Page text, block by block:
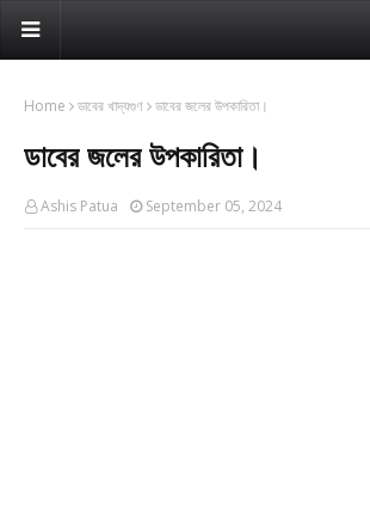
Home ডাবের খাদ্যগুণ ডাবের জলের উপকারিতা।
ডাবের জলের উপকারিতা।
Ashis Patua September 05, 2024